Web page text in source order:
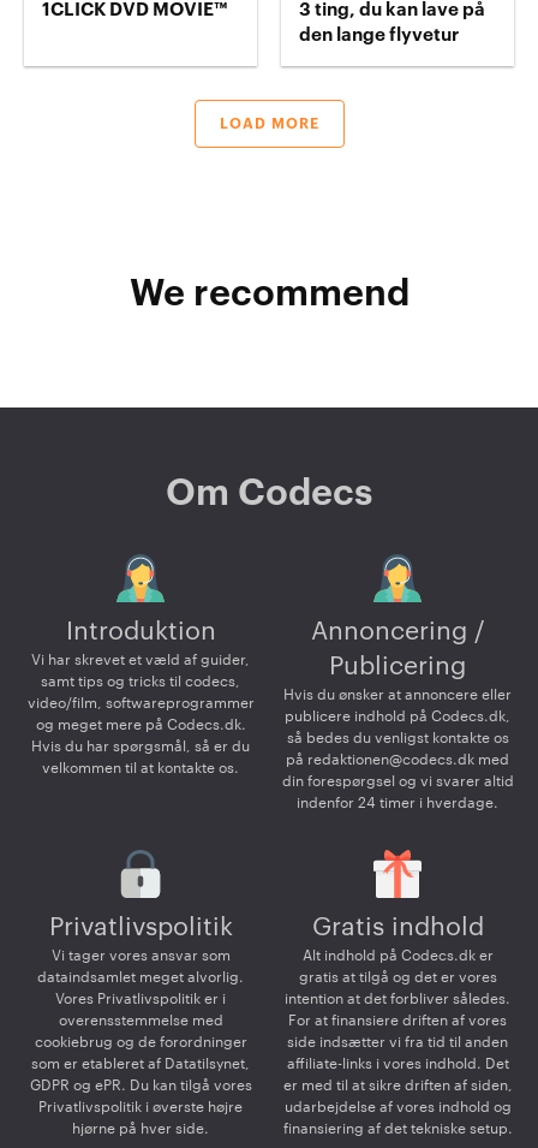
1CLICK DVD MOVIE™
3 ting, du kan lave på
den lange flyvetur
LOAD MORE
We recommend
Om Codecs
Introduktion
Vi har skrevet et væld af guider,
samt tips og tricks til codecs,
video/film, softwareprogrammer
og meget mere på Codecs.dk.
Hvis du har spørgsmål, så er du
velkommen til at kontakte os.
Annoncering /
Publicering
Hvis du ønsker at annoncere eller
publicere indhold på Codecs.dk,
så bedes du venligst kontakte os
på redaktionen@codecs.dk med
din forespørgsel og vi svarer altid
indenfor 24 timer i hverdage.
Privatlivspolitik
Vi tager vores ansvar som
dataindsamlet meget alvorlig.
Vores Privatlivspolitik er i
overensstemmelse med
cookiebrug og de forordninger
som er etableret af Datatilsynet,
GDPR og ePR. Du kan tilgå vores
Privatlivspolitik i øverste højre
hjørne på hver side.
Gratis indhold
Alt indhold på Codecs.dk er
gratis at tilgå og det er vores
intention at det forbliver således.
For at finansiere driften af vores
side indsætter vi fra tid til anden
affiliate-links i vores indhold. Det
er med til at sikre driften af siden,
udarbejdelse af vores indhold og
finansiering af det tekniske setup.